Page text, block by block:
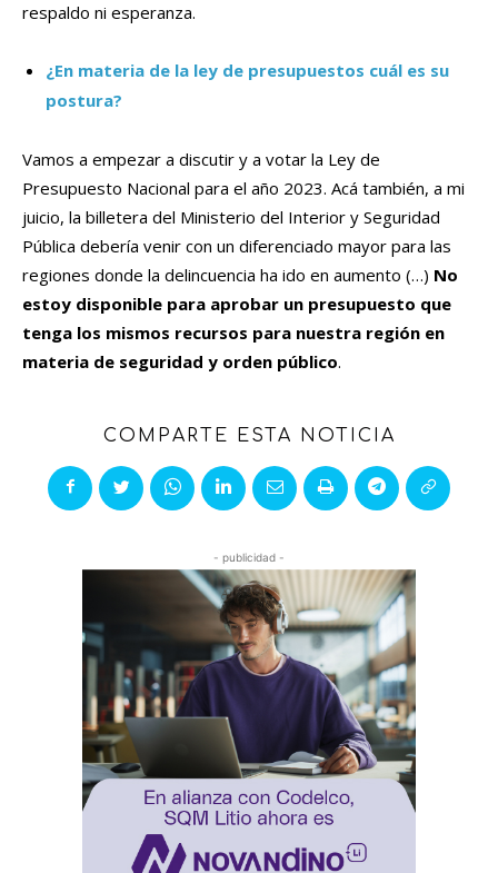
respaldo ni esperanza.
¿En materia de la ley de presupuestos cuál es su
postura?
Vamos a empezar a discutir y a votar la Ley de
Presupuesto Nacional para el año 2023. Acá también, a mi
juicio, la billetera del Ministerio del Interior y Seguridad
Pública debería venir con un diferenciado mayor para las
regiones donde la delincuencia ha ido en aumento (…) No
estoy disponible para aprobar un presupuesto que
tenga los mismos recursos para nuestra región en
materia de seguridad y orden público.
COMPARTE ESTA NOTICIA
- publicidad -